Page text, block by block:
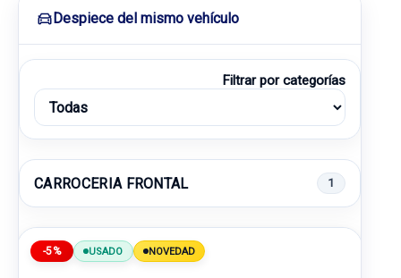
Despiece del mismo vehículo
Filtrar por categorías
CARROCERIA FRONTAL 1
-5% USADO NOVEDAD